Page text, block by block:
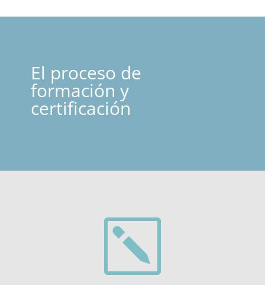
El proceso de
formación y
certificación
k